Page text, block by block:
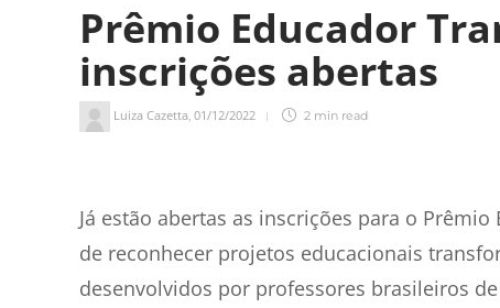
Prêmio Educador
inscrições abertas
Luiza Cazetta, 01/12/2022 2 min read
Já estão abertas as inscrições para o
de reconhecer projetos educacionais
desenvolvidos por professores brasileiros